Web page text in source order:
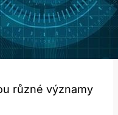
různé významy